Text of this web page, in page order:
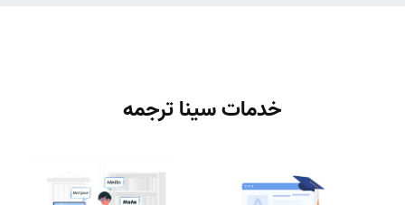
خدمات سینا ترجمه